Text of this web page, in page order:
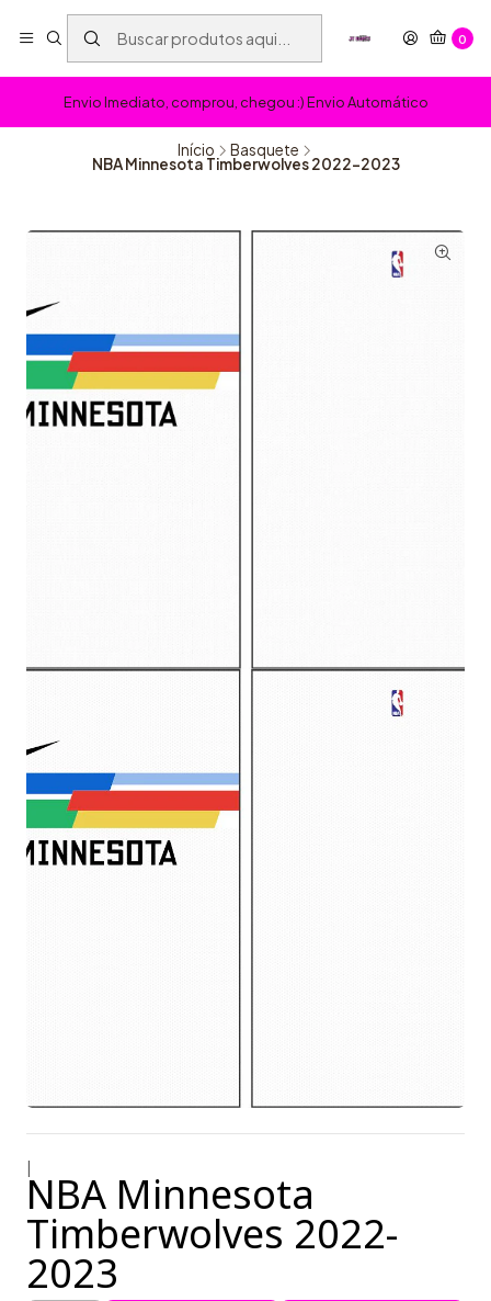
0
Envio Imediato, comprou, chegou :) Envio Automático
Início Basquete
NBA Minnesota Timberwolves 2022-2023
NBA Minnesota
Timberwolves 2022-
2023